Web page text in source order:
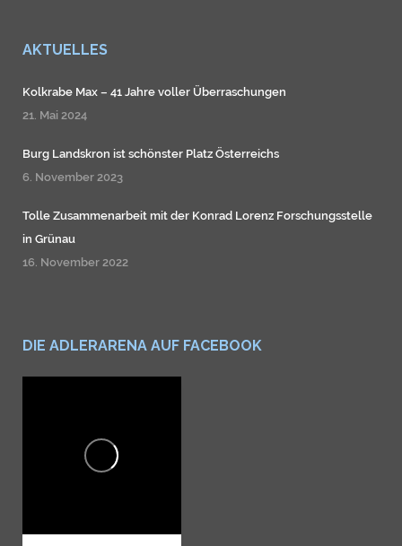
AKTUELLES
Kolkrabe Max – 41 Jahre voller Überraschungen
21. Mai 2024
Burg Landskron ist schönster Platz Österreichs
6. November 2023
Tolle Zusammenarbeit mit der Konrad Lorenz Forschungsstelle
in Grünau
16. November 2022
DIE ADLERARENA AUF FACEBOOK